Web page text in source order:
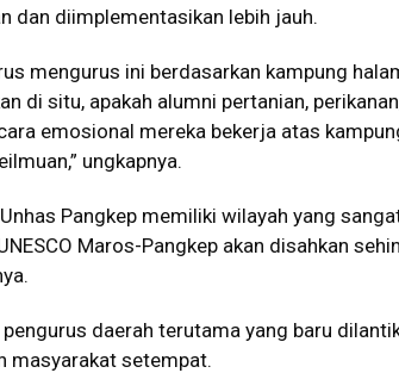
dan diimplementasikan lebih jauh.
mengurus ini berdasarkan kampung
di situ, apakah alumni pertanian,
emosional mereka bekerja atas
ungkapnya.
Pangkep memiliki wilayah yang
Maros-Pangkep akan disahkan
daerah terutama yang baru
masyarakat setempat.